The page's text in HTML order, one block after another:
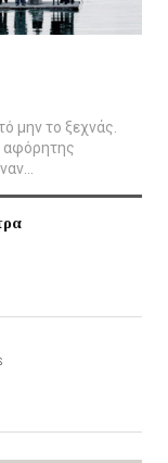
μην το ξεχνάς.
αφόρητης